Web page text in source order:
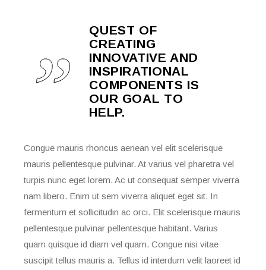
QUEST OF
CREATING
INNOVATIVE AND
INSPIRATIONAL
COMPONENTS IS
OUR GOAL TO
HELP.
Congue mauris rhoncus aenean vel elit scelerisque
mauris pellentesque pulvinar. At varius vel pharetra vel
turpis nunc eget lorem. Ac ut consequat semper viverra
nam libero. Enim ut sem viverra aliquet eget sit. In
fermentum et sollicitudin ac orci. Elit scelerisque mauris
pellentesque pulvinar pellentesque habitant. Varius
quam quisque id diam vel quam. Congue nisi vitae
suscipit tellus mauris a. Tellus id interdum velit laoreet id